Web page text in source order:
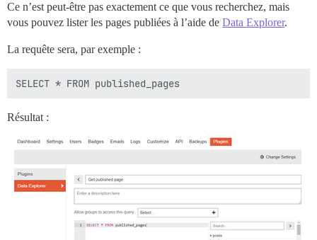
Ce n’est peut-être pas exactement ce que vous recherchez, mais
vous pouvez lister les pages publiées à l’aide de Data Explorer.
La requête sera, par exemple :
Résultat :